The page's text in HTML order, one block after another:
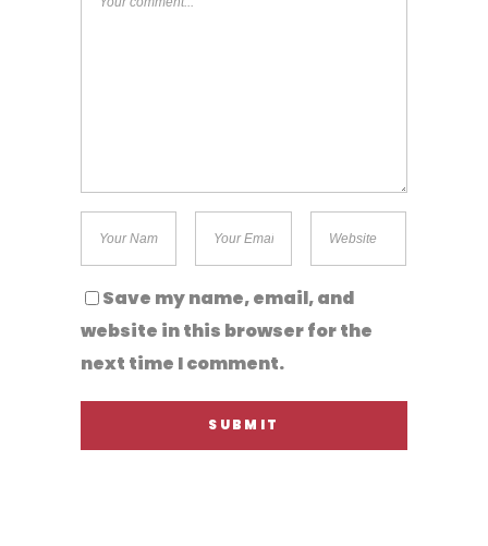
Save my name, email, and
website in this browser for the
next time I comment.